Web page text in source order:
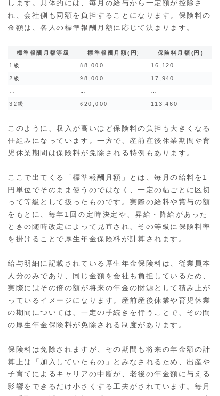
します。具体的には、毎月の給与から一定額が控除さ
れ、会社側も同額を負担することになります。保険料の
金額は、各人の標準報酬月額に応じて決まります。
標準報酬月額等級 標準報酬月額(円) 保険料月額(円)
1級 88,000 16,120
2級 98,000 17,940
32級 620,000 113,460
このように、収入が高いほど保険料の負担も大きくなる
仕組みになっています。一方で、産前産後休業期間や育
児休業期間は保険料が免除される特例もあります。
ここで出てくる「標準報酬月額」とは、毎月の給料を1
円単位でそのまま使うのではなく、一定の幅ごとに区切
って等級として扱ったものです。実際の給料や賞与の額
をもとに、毎年1回の定時決定や、昇給・降給があった
ときの随時改定によって見直され、その等級に保険料率
を掛けることで厚生年金保険料が計算されます。
給与明細に記載されている厚生年金保険料は、従業員本
人分のみであり、同じ金額を会社も負担しているため、
実際にはその倍の額が将来の年金の財源として積み上が
っているイメージになります。産前産後休業や育児休業
の期間については、一定の手続きを行うことで、その間
の厚生年金保険料が免除される制度があります。
保険料は免除されますが、その期間も将来の年金額の計
算上は「加入していたもの」とみなされるため、出産や
子育てによるキャリアの中断が、老後の年金額に与える
影響をできるだけ小さくする工夫がされています。毎月